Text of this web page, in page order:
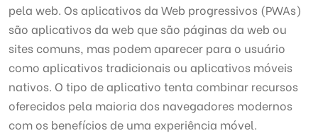
pela web. Os aplicativos da Web progressivos (PWAs)
são aplicativos da web que são páginas da web ou
sites comuns, mas podem aparecer para o usuário
como aplicativos tradicionais ou aplicativos móveis
nativos. O tipo de aplicativo tenta combinar recursos
oferecidos pela maioria dos navegadores modernos
com os benefícios de uma experiência móvel.